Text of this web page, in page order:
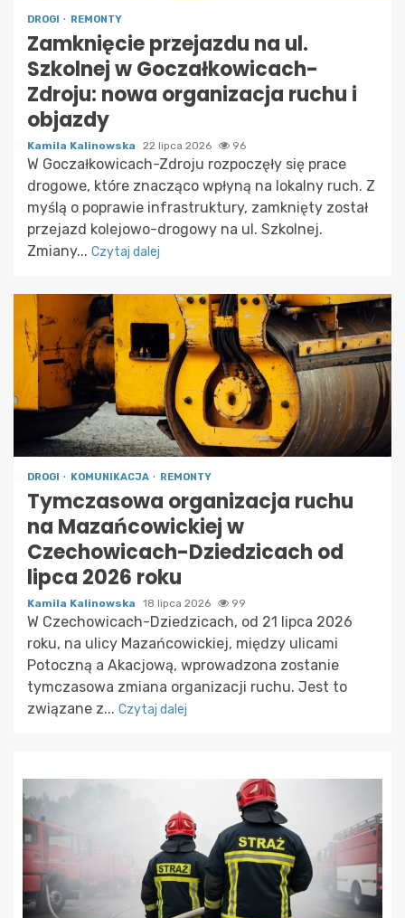
DROGI REMONTY
Zamknięcie przejazdu na ul.
Szkolnej w Goczałkowicach-
Zdroju: nowa organizacja ruchu i
objazdy
Kamila Kalinowska 22 lipca 2026 96
W Goczałkowicach-Zdroju rozpoczęły się prace
drogowe, które znacząco wpłyną na lokalny ruch. Z
myślą o poprawie infrastruktury, zamknięty został
przejazd kolejowo-drogowy na ul. Szkolnej.
Zmiany... Czytaj dalej
DROGI KOMUNIKACJA REMONTY
Tymczasowa organizacja ruchu
na Mazańcowickiej w
Czechowicach-Dziedzicach od
lipca 2026 roku
Kamila Kalinowska 18 lipca 2026 99
W Czechowicach-Dziedzicach, od 21 lipca 2026
roku, na ulicy Mazańcowickiej, między ulicami
Potoczną a Akacjową, wprowadzona zostanie
tymczasowa zmiana organizacji ruchu. Jest to
związane z... Czytaj dalej